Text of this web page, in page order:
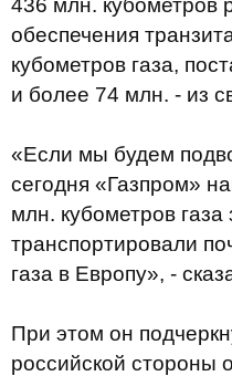
436 млн. кубометров
обеспечения
кубометров газа,
и более 74 млн. - из
«Если мы будем
сегодня «Газпром»
млн. кубометров газа
транспортировали
газа в Европу», -
При этом он
российской стороны